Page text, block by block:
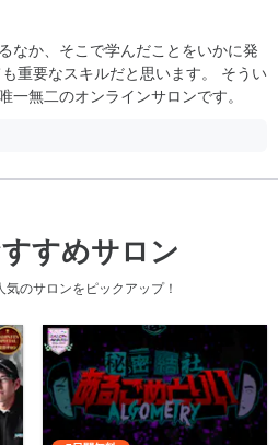
なか、そこで学んだことをいかに発
重要なスキルだと思います。 そうい
一無二のオンラインサロンです。
すめサロン
のサロンをピックアップ！